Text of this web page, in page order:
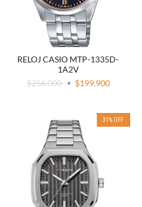
RELOJ CASIO MTP-1335D-
1A2V
$256.000
$199.900
31 % OFF